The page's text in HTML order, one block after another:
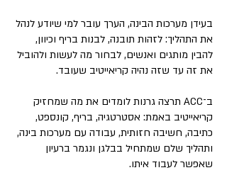
בעידן מערכות הבינה, הערך עובר למי שיודע לנהל
את התהליך: לזהות תובנה, לבנות בריף וכיוון,
להבין מותגים ואנשים, לבחור מה לעשות ולהוביל
את זה עד שזה נהיה קריאייטיב שעובד.
ב־ACC תרצה גרנות לומדים את מה שמחזיק
קריאייטיב באמת: אסטרטגיה, בריף, קונספט,
כתיבה, חשיבה חזותית, עבודה עם מערכות בינה,
ותהליך שלם שמתחיל בבלגן ונגמר ברעיון
שאפשר לעבוד איתו.